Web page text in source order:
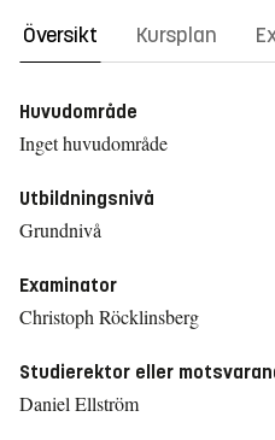
Översikt Kursplan
Huvudområde
Inget huvudområde
Utbildningsnivå
Grundnivå
Examinator
Christoph Röcklinsberg
Studierektor eller
Daniel Ellström